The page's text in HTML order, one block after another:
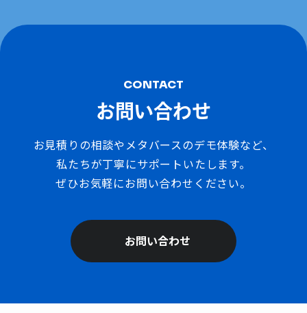
CONTACT
お問い合わせ
お見積りの相談やメタバースのデモ体験など、
私たちが丁寧にサポートいたします。
ぜひお気軽にお問い合わせください。
お問い合わせ